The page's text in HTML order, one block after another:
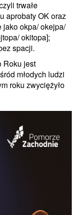
trwałe
aprobaty OK oraz
okpa/ okejpa/
okitopa];
spacji.
Roku jest
młodych ludzi
roku zwyciężyło